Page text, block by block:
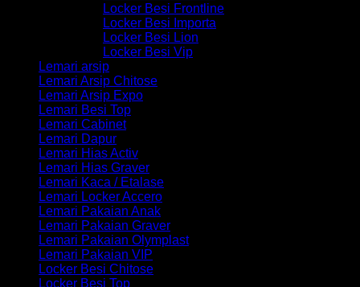
Locker Besi Frontline
Locker Besi Importa
Locker Besi Lion
Locker Besi Vip
Lemari arsip
Lemari Arsip Chitose
Lemari Arsip Expo
Lemari Besi Top
Lemari Cabinet
Lemari Dapur
Lemari Hias Activ
Lemari Hias Graver
Lemari Kaca / Etalase
Lemari Locker Accero
Lemari Pakaian Anak
Lemari Pakaian Graver
Lemari Pakaian Olymplast
Lemari Pakaian VIP
Locker Besi Chitose
Locker Besi Top